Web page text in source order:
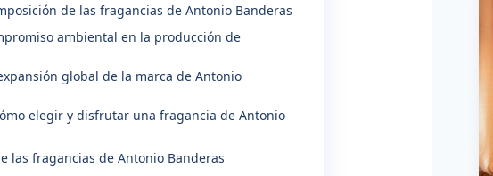
de las fragancias de Antonio Banderas
ambiental en la producción de
global de la marca de Antonio
elegir y disfrutar una fragancia de Antonio
las fragancias de Antonio Banderas